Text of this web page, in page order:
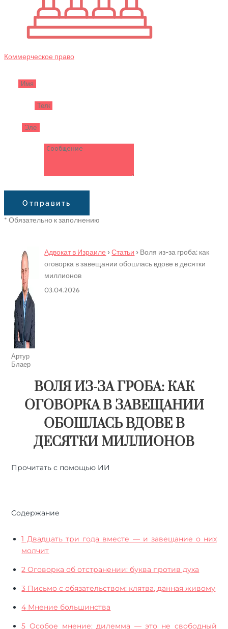
Коммерческое право
Отправить
* Обязательно к заполнению
Артур
Блаер
Адвокат в Израиле ›Статьи › Воля из-за гроба: как
оговорка в завещании обошлась вдове в десятки
миллионов
03.04.2026
ВОЛЯ ИЗ-ЗА ГРОБА: КАК
ОГОВОРКА В ЗАВЕЩАНИИ
ОБОШЛАСЬ ВДОВЕ В
ДЕСЯТКИ МИЛЛИОНОВ
Прочитать с помощью ИИ
Содержание
1 Двадцать три года вместе — и завещание о них
молчит
2 Оговорка об отстранении: буква против духа
3 Письмо с обязательством: клятва, данная живому
4 Мнение большинства
5 Особое мнение: дилемма — это не свободный